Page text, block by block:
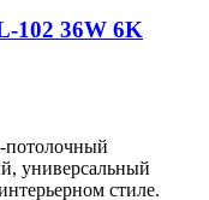
102 36W 6K
потолочный
универсальный
стиле.